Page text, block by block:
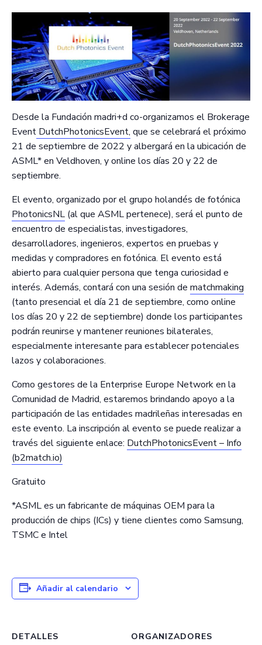
Desde la Fundación madri+d co-organizamos el Brokerage
Event DutchPhotonicsEvent, que se celebrará el próximo
21 de septiembre de 2022 y albergará en la ubicación de
ASML* en Veldhoven, y online los días 20 y 22 de
septiembre.
El evento, organizado por el grupo holandés de fotónica
PhotonicsNL (al que ASML pertenece), será el punto de
encuentro de especialistas, investigadores,
desarrolladores, ingenieros, expertos en pruebas y
medidas y compradores en fotónica. El evento está
abierto para cualquier persona que tenga curiosidad e
interés. Además, contará con una sesión de matchmaking
(tanto presencial el día 21 de septiembre, como online
los días 20 y 22 de septiembre) donde los participantes
podrán reunirse y mantener reuniones bilaterales,
especialmente interesante para establecer potenciales
lazos y colaboraciones.
Como gestores de la Enterprise Europe Network en la
Comunidad de Madrid, estaremos brindando apoyo a la
participación de las entidades madrileñas interesadas en
este evento. La inscripción al evento se puede realizar a
través del siguiente enlace: DutchPhotonicsEvent – Info
(b2match.io)
Gratuito
*ASML es un fabricante de máquinas OEM para la
producción de chips (ICs) y tiene clientes como Samsung,
TSMC e Intel
Añadir al calendario
DETALLES
ORGANIZADORES